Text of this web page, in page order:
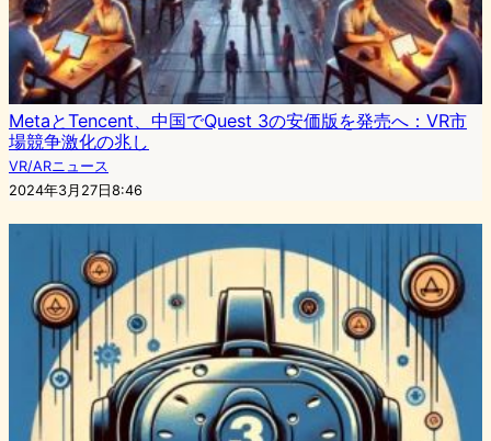
MetaとTencent、中国でQuest 3の安価版を発売へ：VR市
場競争激化の兆し
VR/ARニュース
2024年3月27日8:46